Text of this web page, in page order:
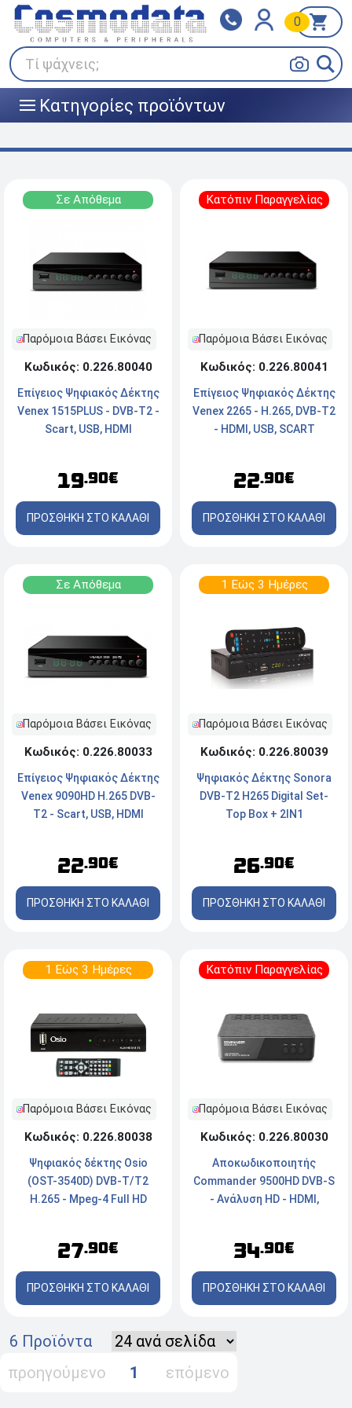
Τί ψάχνεις;
0
||| Κατηγορίες προϊόντων
Klarna
Πληρώστε σε 3
άτοκες δόσεις
BOX NOW
Σε Απόθεμα
Παρόμοια Βάσει Εικόνας
Κωδικός: 0.226.80040
Επίγειος Ψηφιακός Δέκτης
Venex 1515PLUS - DVB-T2 -
Scart, USB, HDMI
19.90€
ΠΡΟΣΘΗΚΗ ΣΤΟ ΚΑΛΑΘΙ
Κατόπιν Παραγγελίας
Παρόμοια Βάσει Εικόνας
Κωδικός: 0.226.80041
Επίγειος Ψηφιακός Δέκτης
Venex 2265 - H.265, DVB-T2
- HDMI, USB, SCART
22.90€
ΠΡΟΣΘΗΚΗ ΣΤΟ ΚΑΛΑΘΙ
Σε Απόθεμα
Παρόμοια Βάσει Εικόνας
Κωδικός: 0.226.80033
Επίγειος Ψηφιακός Δέκτης
Venex 9090HD H.265 DVB-
T2 - Scart, USB, HDMI
22.90€
ΠΡΟΣΘΗΚΗ ΣΤΟ ΚΑΛΑΘΙ
1 Εώς 3 Ημέρες
Παρόμοια Βάσει Εικόνας
Κωδικός: 0.226.80039
Ψηφιακός Δέκτης Sonora
DVB-T2 H265 Digital Set-
Top Box + 2IN1
26.90€
ΠΡΟΣΘΗΚΗ ΣΤΟ ΚΑΛΑΘΙ
1 Εώς 3 Ημέρες
Παρόμοια Βάσει Εικόνας
Κωδικός: 0.226.80038
Ψηφιακός δέκτης Osio
(OST-3540D) DVB-T/T2
H.265 - Mpeg-4 Full HD
27.90€
ΠΡΟΣΘΗΚΗ ΣΤΟ ΚΑΛΑΘΙ
Κατόπιν Παραγγελίας
Παρόμοια Βάσει Εικόνας
Κωδικός: 0.226.80030
Αποκωδικοποιητής
Commander 9500HD DVB-S
- Ανάλυση HD - HDMI,
34.90€
ΠΡΟΣΘΗΚΗ ΣΤΟ ΚΑΛΑΘΙ
6 Προϊόντα
προηγούμενο
1 επόμενο